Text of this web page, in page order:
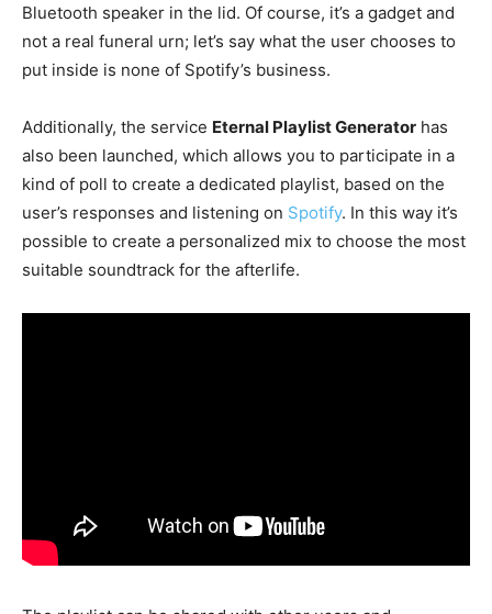
Bluetooth speaker in the lid. Of course, it’s a gadget and
not a real funeral urn; let’s say what the user chooses to
put inside is none of Spotify’s business.
Additionally, the service Eternal Playlist Generator has
also been launched, which allows you to participate in a
kind of poll to create a dedicated playlist, based on the
user’s responses and listening on Spotify. In this way it’s
possible to create a personalized mix to choose the most
suitable soundtrack for the afterlife.